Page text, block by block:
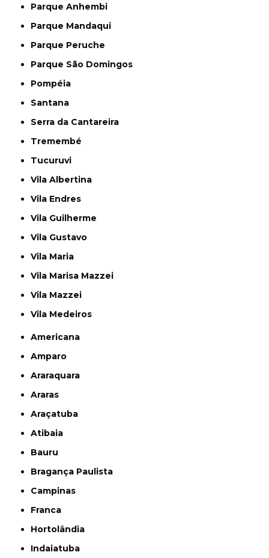
Parque Anhembi
Parque Mandaqui
Parque Peruche
Parque São Domingos
Pompéia
Santana
Serra da Cantareira
Tremembé
Tucuruvi
Vila Albertina
Vila Endres
Vila Guilherme
Vila Gustavo
Vila Maria
Vila Marisa Mazzei
Vila Mazzei
Vila Medeiros
Americana
Amparo
Araraquara
Araras
Araçatuba
Atibaia
Bauru
Bragança Paulista
Campinas
Franca
Hortolândia
Indaiatuba